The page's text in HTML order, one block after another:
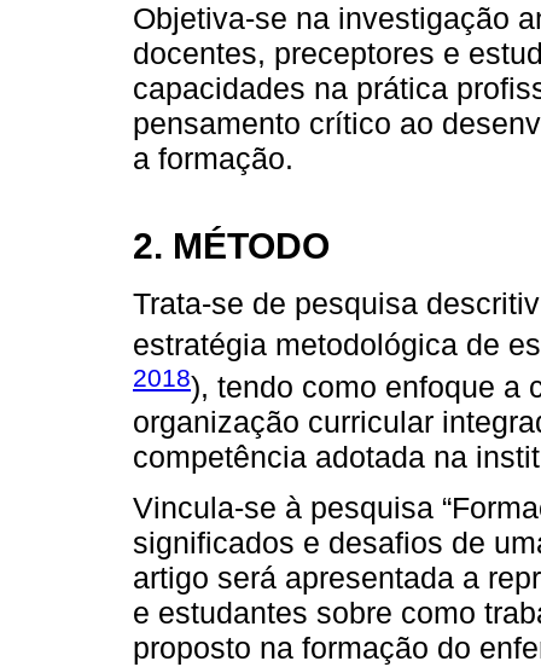
Objetiva-se na investigação
docentes, preceptores e
capacidades na prática
pensamento crítico ao
a formação.
2. MÉTODO
Trata-se de pesquisa
estratégia metodológica de
2018), tendo como enfoque a
organização curricular
competência adotada na
Vincula-se à pesquisa
significados e desafios de
artigo será apresentada a
e estudantes sobre como
proposto na formação do